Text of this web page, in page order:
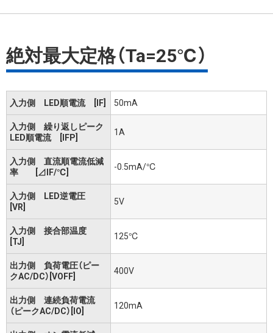
絶対最大定格（Ta=25℃）
入力側 LED順電流 [IF] 50mA
入力側 繰り返しピーク
LED順電流 [IFP]
1A
入力側 直流順電流低減
率 [⊿IF/℃]
-0.5mA/℃
入力側 LED逆電圧
[VR]
5V
入力側 接合部温度
[TJ]
125℃
出力側 負荷電圧（ピー
クAC/DC）[VOFF]
400V
出力側 連続負荷電流
（ピークAC/DC）[IO]
120mA